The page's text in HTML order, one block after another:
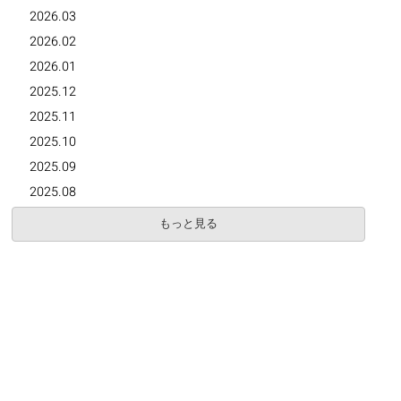
2026.03
2026.02
2026.01
2025.12
2025.11
2025.10
2025.09
2025.08
もっと見る